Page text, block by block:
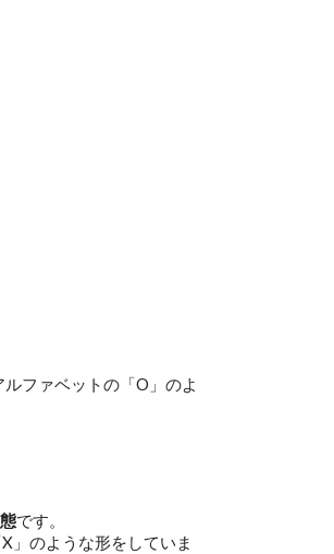
ファベットの「O」のよ
です。
」のような形をしていま